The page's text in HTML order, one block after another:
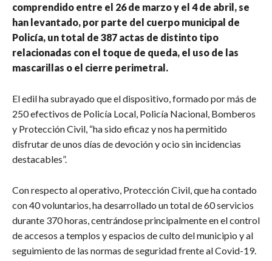
comprendido entre el 26 de marzo y el 4 de abril, se
han levantado, por parte del cuerpo municipal de
Policía, un total de 387 actas de distinto tipo
relacionadas con el toque de queda, el uso de las
mascarillas o el cierre perimetral.
El edil ha subrayado que el dispositivo, formado por más de
250 efectivos de Policía Local, Policía Nacional, Bomberos
y Protección Civil, “ha sido eficaz y nos ha permitido
disfrutar de unos días de devoción y ocio sin incidencias
destacables”.
Con respecto al operativo, Protección Civil, que ha contado
con 40 voluntarios, ha desarrollado un total de 60 servicios
durante 370 horas, centrándose principalmente en el control
de accesos a templos y espacios de culto del municipio y al
seguimiento de las normas de seguridad frente al Covid-19.